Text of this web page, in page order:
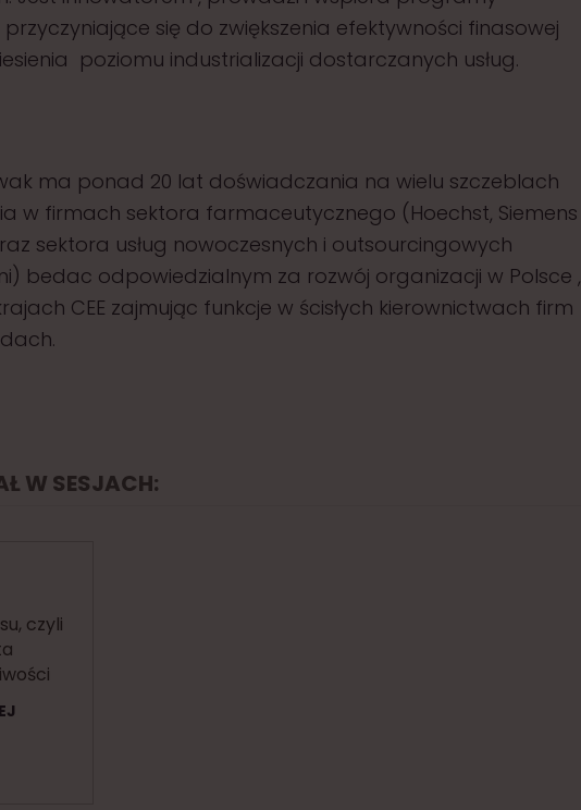
się do zwiększenia efektywności finasowej
poziomu industrializacji dostarczanych usług.
ma ponad 20 lat doświadczania na wielu szczeblach
w firmach sektora farmaceutycznego (Hoechst, Siemens
sektora usług nowoczesnych i outsourcingowych
bedac odpowiedzialnym za rozwój organizacji w Polsce ,
CEE zajmując funkcje w ścisłych kierownictwach firm
W SESJACH:
czyli